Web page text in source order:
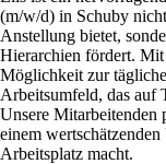
(m/w/d) in Schuby
Anstellung bietet,
Hierarchien fördert.
Möglichkeit zur
Arbeitsumfeld, das auf
Unsere Mitarbeitenden
einem
Arbeitsplatz macht.